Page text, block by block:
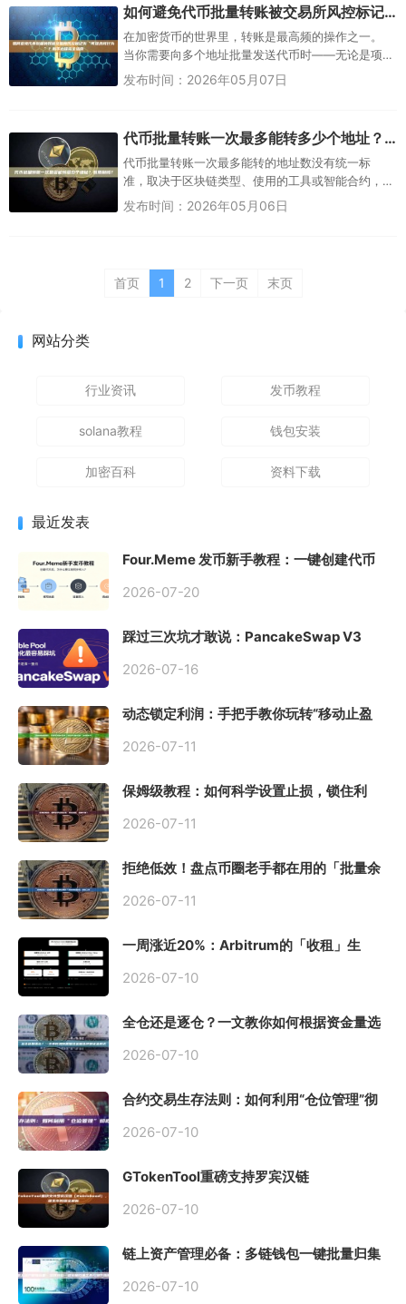
如何避免代币批量转账被交易所风控标记为“可疑洗钱行为”？新手必读完全指南
在加密货币的世界里，转账是最高频的操作之一。
当你需要向多个地址批量发送代币时——无论是项
目空投、给员工发工资，还是奖励社区贡献者——
发布时间：2026年05月07日
代币批量转账一次最多能转多少个地址？有限制吗？
代币批量转账一次最多能转的地址数没有统一标
准，取决于区块链类型、使用的工具或智能合约，
以及Gas Limit约束。在以太坊及其EVM兼容链（如
发布时间：2026年05月06日
首页 1 2 下一页 末页
网站分类
行业资讯 发币教程
solana教程 钱包安装
加密百科 资料下载
最近发表
Four.Meme 发币新手教程：一键创建代币
2026-07-20
踩过三次坑才敢说：PancakeSwap V3
初始化
2026-07-16
动态锁定利润：手把手教你玩转“移动止盈
2026-07-11
保姆级教程：如何科学设置止损，锁住利
2026-07-11
拒绝低效！盘点币圈老手都在用的「批量余
2026-07-11
一周涨近20%：Arbitrum的「收租」生
2026-07-10
全仓还是逐仓？一文教你如何根据资金量选
2026-07-10
合约交易生存法则：如何利用“仓位管理”彻
2026-07-10
GTokenTool重磅支持罗宾汉链
2026-07-10
链上资产管理必备：多链钱包一键批量归集
2026-07-10